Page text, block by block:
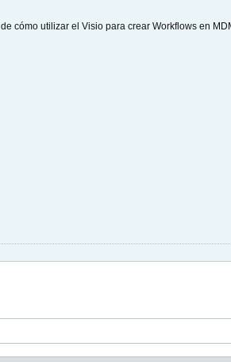
cómo utilizar el Visio para crear Workflows en